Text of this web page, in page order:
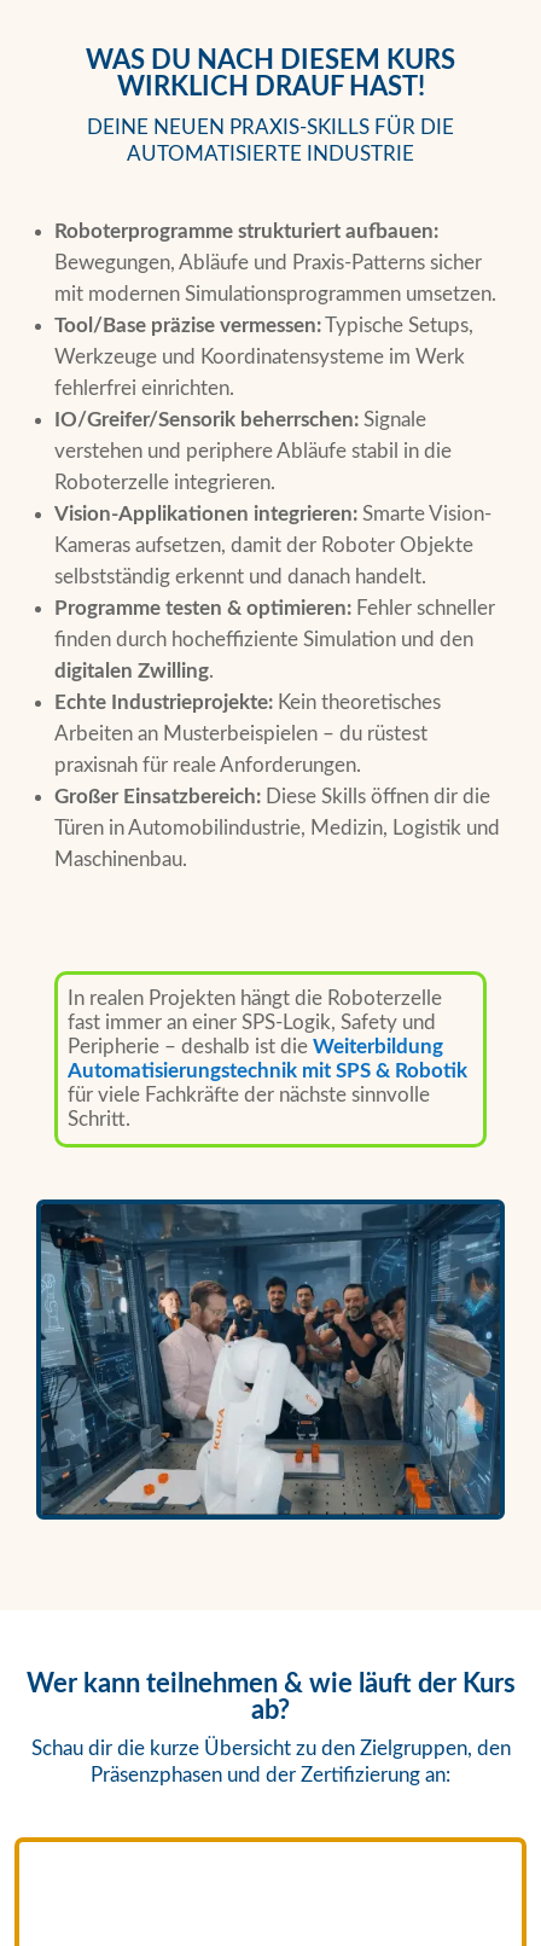
WAS DU NACH DIESEM KURS
WIRKLICH DRAUF HAST!
DEINE NEUEN PRAXIS-SKILLS FÜR DIE
AUTOMATISIERTE INDUSTRIE
Roboterprogramme strukturiert aufbauen:
Bewegungen, Abläufe und Praxis-Patterns sicher
mit modernen Simulationsprogrammen umsetzen.
Tool/Base präzise vermessen:Typische Setups,
Werkzeuge und Koordinatensysteme im Werk
fehlerfrei einrichten.
IO/Greifer/Sensorik beherrschen: Signale
verstehen und periphere Abläufe stabil in die
Roboterzelle integrieren.
Vision-Applikationen integrieren: Smarte Vision-
Kameras aufsetzen, damit der Roboter Objekte
selbstständig erkennt und danach handelt.
Programme testen & optimieren: Fehler schneller
finden durch hocheffiziente Simulation und den
digitalen Zwilling.
Echte Industrieprojekte: Kein theoretisches
Arbeiten an Musterbeispielen – du rüstest
praxisnah für reale Anforderungen.
Großer Einsatzbereich: Diese Skills öffnen dir die
Türen in Automobilindustrie, Medizin, Logistik und
Maschinenbau.
In realen Projekten hängt die Roboterzelle
fast immer an einer SPS-Logik, Safety und
Peripherie – deshalb ist die Weiterbildung
Automatisierungstechnik mit SPS & Robotik
für viele Fachkräfte der nächste sinnvolle
Schritt.
Wer kann teilnehmen & wie läuft der Kurs
ab?
Schau dir die kurze Übersicht zu den Zielgruppen, den
Präsenzphasen und der Zertifizierung an: